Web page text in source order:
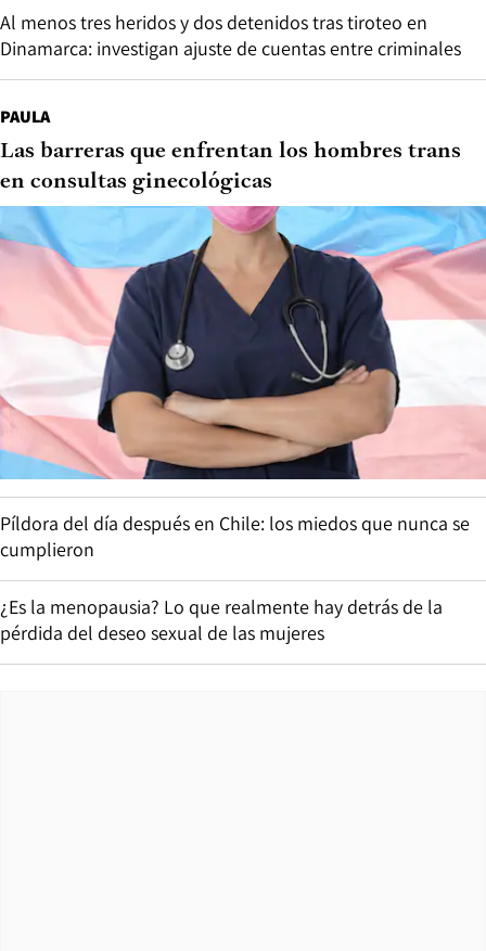
Al menos tres heridos y dos detenidos tras tiroteo en
Dinamarca: investigan ajuste de cuentas entre criminales
PAULA
Las barreras que enfrentan los hombres trans
en consultas ginecológicas
Píldora del día después en Chile: los miedos que nunca se
cumplieron
¿Es la menopausia? Lo que realmente hay detrás de la
pérdida del deseo sexual de las mujeres